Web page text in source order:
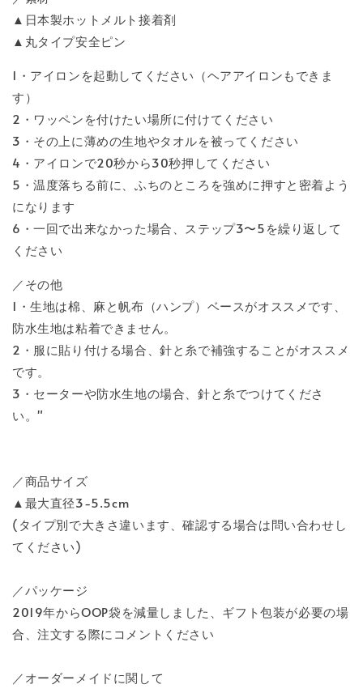
▲日本製ホットメルト接着剤
▲丸タイプ安全ピン
1・アイロンを起動してください（ヘアアイロンもできま
す）
2・ワッペンを付けたい場所に付けてください
3・その上に薄めの生地やタオルを被ってください
4・アイロンで20秒から30秒押してください
5・温度落ちる前に、ふちのところを強めに押すと密着よう
になります
6・一回で出来なかった場合、ステップ3〜5を繰り返して
ください
／その他
1・生地は棉、麻と帆布（ハンプ）ベースがオススメです、
防水生地は粘着できません。
2・服に貼り付ける場合、針と糸で補強することがオススメ
です。
3・セーターや防水生地の場合、針と糸でつけてくださ
い。"
／商品サイズ
▲最大直径3-5.5cm
(タイプ別で大きさ違います、確認する場合は問い合わせし
てください)
／パッケージ
2019年からOOP袋を減量しました、ギフト包装が必要の場
合、注文する際にコメントください
／オーダーメイドに関して